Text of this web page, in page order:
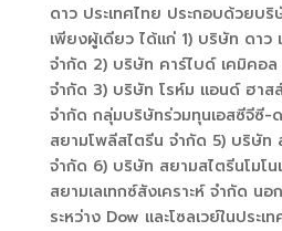
ดาว ประเทศไทย ประกอบด้วยบริ
เพียงผู้เดียว ได้แก่ 1) บริษัท ดาว
จำกัด 2) บริษัท คาร์ไบด์ เคมิคอล
จำกัด 3) บริษัท โรห์ม แอนด์ ฮาส
จำกัด กลุ่มบริษัทร่วมทุนเอสซีจีซี-
สยามโพลีสไตรีน จำกัด 5) บริษัท
จำกัด 6) บริษัท สยามสไตรีนโมโ
สยามเลเทกซ์สังเคราะห์ จำกัด น
ระหว่าง Dow และโซลเวย์ในประเ